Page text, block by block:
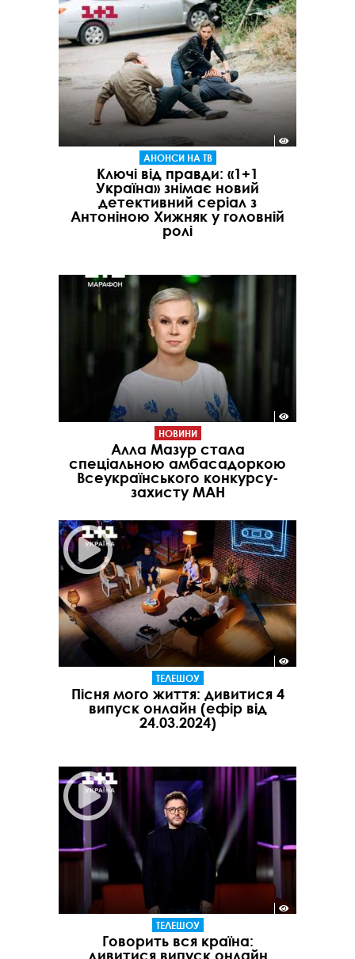
АНОНСИ НА ТВ
Ключі від правди: «1+1
Україна» знімає новий
детективний серіал з
Антоніною Хижняк у головній
ролі
НОВИНИ
Алла Мазур стала
спеціальною амбасадоркою
Всеукраїнського конкурсу-
захисту МАН
ТЕЛЕШОУ
Пісня мого життя: дивитися 4
випуск онлайн (ефір від
24.03.2024)
ТЕЛЕШОУ
Говорить вся країна:
дивитися випуск онлайн